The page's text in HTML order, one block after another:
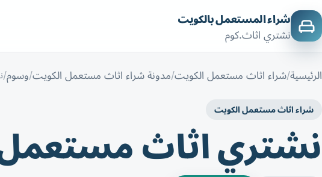
شراء المستعمل بالكويت
نشتري اثاث.كوم
الرئيسية شراء اثاث مستعمل الكويت مدونة شراء اثاث مستعمل الكويت وسوم
شراء اثاث مستعمل الكويت
نشتري اثاث